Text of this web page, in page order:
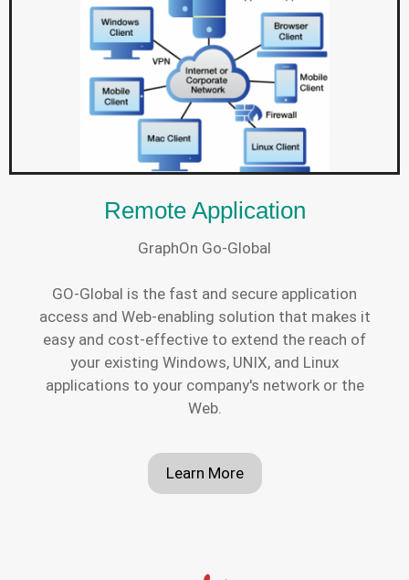
Remote Application
GraphOn Go-Global
GO-Global is the fast and secure application
access and Web-enabling solution that makes it
easy and cost-effective to extend the reach of
your existing Windows, UNIX, and Linux
applications to your company's network or the
Web.
Learn More